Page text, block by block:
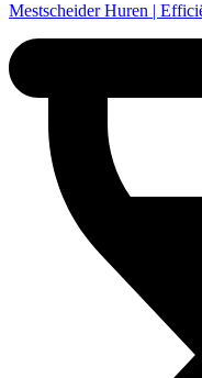
Mestscheider Huren |